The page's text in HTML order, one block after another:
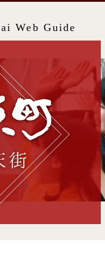
Web Guide